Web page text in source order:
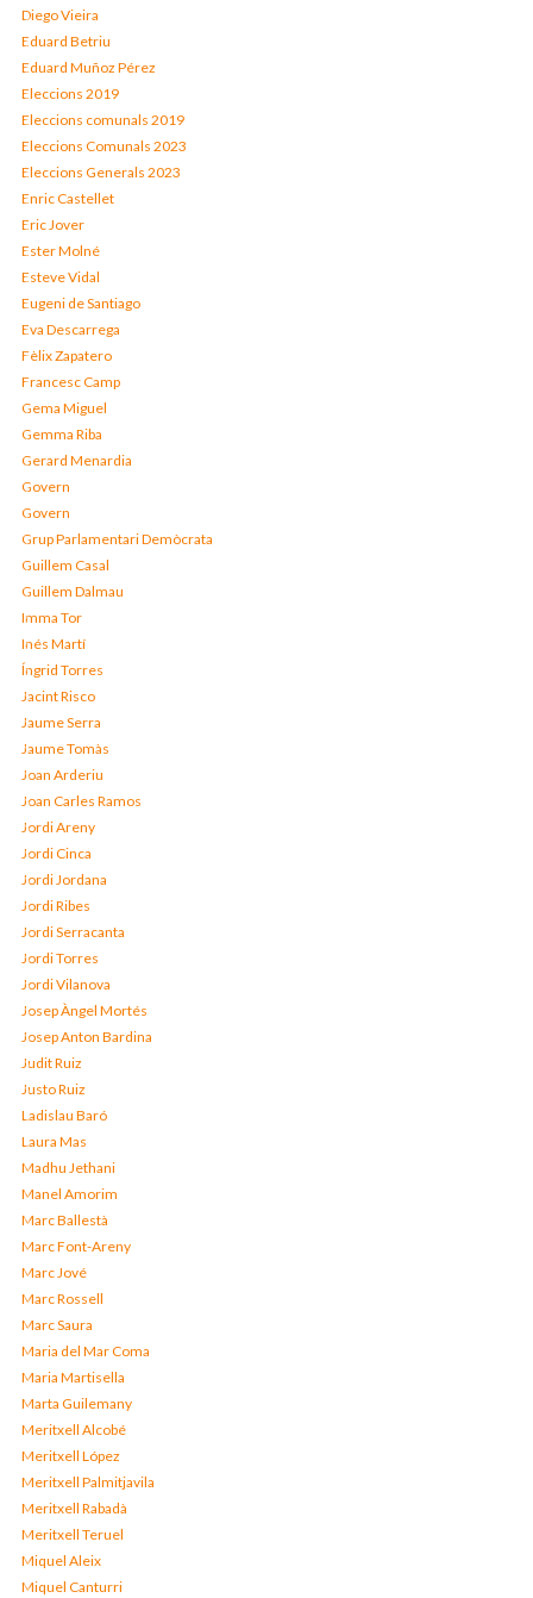
Diego Vieira
Eduard Betriu
Eduard Muñoz Pérez
Eleccions 2019
Eleccions comunals 2019
Eleccions Comunals 2023
Eleccions Generals 2023
Enric Castellet
Eric Jover
Ester Molné
Esteve Vidal
Eugeni de Santiago
Eva Descarrega
Fèlix Zapatero
Francesc Camp
Gema Miguel
Gemma Riba
Gerard Menardia
Govern
Govern
Grup Parlamentari Demòcrata
Guillem Casal
Guillem Dalmau
Imma Tor
Inés Martí
Íngrid Torres
Jacint Risco
Jaume Serra
Jaume Tomàs
Joan Arderiu
Joan Carles Ramos
Jordi Areny
Jordi Cinca
Jordi Jordana
Jordi Ribes
Jordi Serracanta
Jordi Torres
Jordi Vilanova
Josep Àngel Mortés
Josep Anton Bardina
Judit Ruiz
Justo Ruiz
Ladislau Baró
Laura Mas
Madhu Jethani
Manel Amorim
Marc Ballestà
Marc Font-Areny
Marc Jové
Marc Rossell
Marc Saura
Maria del Mar Coma
Maria Martisella
Marta Guilemany
Meritxell Alcobé
Meritxell López
Meritxell Palmitjavila
Meritxell Rabadà
Meritxell Teruel
Miquel Aleix
Miquel Canturri